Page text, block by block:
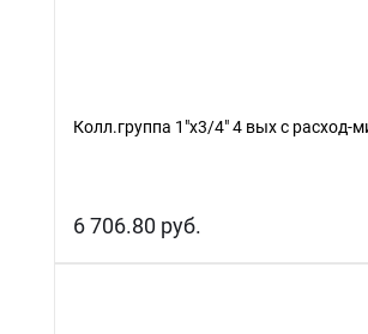
Колл.группа 1"х3/4" 4 вых с расход-
6 706.80 руб.